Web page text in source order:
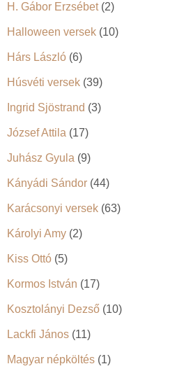
H. Gábor Erzsébet(2)
Halloween versek (10)
Hárs László (6)
Húsvéti versek (39)
Ingrid Sjöstrand (3)
József Attila (17)
Juhász Gyula (9)
Kányádi Sándor (44)
Karácsonyi versek (63)
Károlyi Amy (2)
Kiss Ottó (5)
Kormos István (17)
Kosztolányi Dezső (10)
Lackfi János (11)
Magyar népköltés (1)